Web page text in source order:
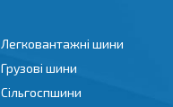
Легковантажні шини
Грузові шини
Сільгоспшини